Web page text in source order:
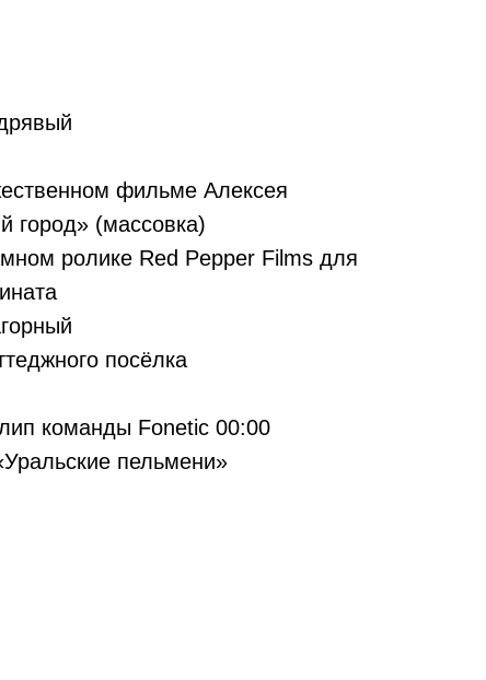
фильме Алексея
город» (массовка)
ролике Red Pepper Films для
посёлка
команды Fonetic 00:00
пельмени»